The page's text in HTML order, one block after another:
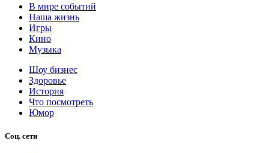
В мире событий
Наша жизнь
Игры
Кино
Музыка
Шоу бизнес
Здоровье
История
Что посмотреть
Юмор
Соц. сети